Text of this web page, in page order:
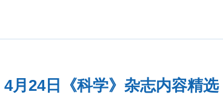
4月24日《科学》杂志内容精选